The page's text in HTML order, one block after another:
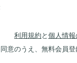
利用規約と個人情
同意のうえ、無料会員